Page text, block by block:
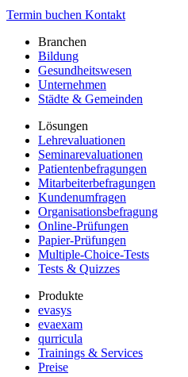
Termin buchen Kontakt
Branchen
Bildung
Gesundheitswesen
Unternehmen
Städte & Gemeinden
Lösungen
Lehrevaluationen
Seminarevaluationen
Patientenbefragungen
Mitarbeiterbefragungen
Kundenumfragen
Organisationsbefragung
Online-Prüfungen
Papier-Prüfungen
Multiple-Choice-Tests
Tests & Quizzes
Produkte
evasys
evaexam
qurricula
Trainings & Services
Preise